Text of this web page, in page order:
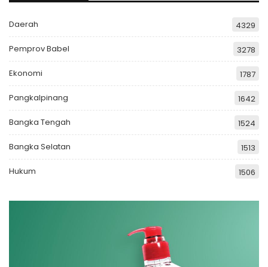
Daerah 4329
Pemprov Babel 3278
Ekonomi 1787
Pangkalpinang 1642
Bangka Tengah 1524
Bangka Selatan 1513
Hukum 1506